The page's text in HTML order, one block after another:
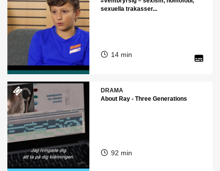
sexuella trakasser...
14 min
DRAMA
About Ray - Three Generations
92 min